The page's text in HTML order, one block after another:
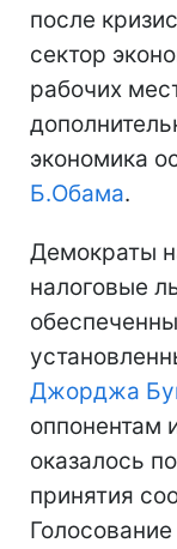
после
сектор
рабочих
экономика
Б.Обама.
Демократы
налоговые
Джорджа
оппонентам
оказалось
принятия